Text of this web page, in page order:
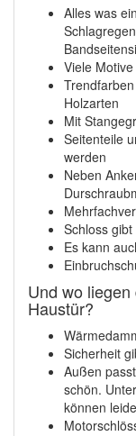
Alles was
Viele
Holzarten
Mit
Seitenteile
werden
Neben
Schloss
Es kann
Und wo
Haustür?
Sicherheit
Außen
schön.
können